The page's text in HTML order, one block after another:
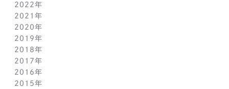
5月(6)
4月(12)
3月(13)
2月(9)
1月(4)
10月(8)
9月(12)
8月(8)
7月(10)
6月(6)
5月(7)
4月(11)
3月(9)
11月(5)
10月(12)
9月(4)
8月(5)
7月(11)
6月(7)
5月(5)
4月(11)
12月(3)
11月(13)
10月(11)
9月(3)
8月(5)
7月(8)
6月(2)
5月(12)
2022年
12月(2)
11月(4)
10月(4)
9月(1)
8月(3)
7月(6)
6月(2)
2021年
12月(4)
11月(2)
10月(6)
9月(3)
8月(2)
7月(7)
2020年
12月(2)
11月(3)
10月(5)
9月(3)
8月(3)
2019年
12月(2)
11月(3)
10月(4)
9月(1)
2018年
12月(2)
11月(7)
10月(8)
2017年
12月(2)
11月(5)
2016年
12月(2)
2015年